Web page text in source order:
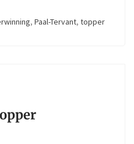
, Paal-Tervant, topper